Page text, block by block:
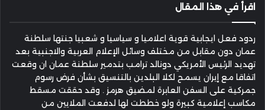
اقرأ في هذا المقال
ردود فعل ايجابية قوية اعلاميا و سياسيا و شعبيا جنتها سلطنة
عمان دون مقابل من مختلف وسائل الإعلام العربية والاجنبية بعد
تهديد الرئيس الأمريكي دونالد ترامب بتدمير سلطنة عمان ان وقعت
اتفاقا مع إيران يسمح لكلا البلدين بالتنسيق بشأن فرض رسوم
جمركية على السفن العابرة لمضيق هرمز . وقد حققت مسقط
مكاسب إعلامية كبيرة ولو خططت لها لدفعت الملايين من